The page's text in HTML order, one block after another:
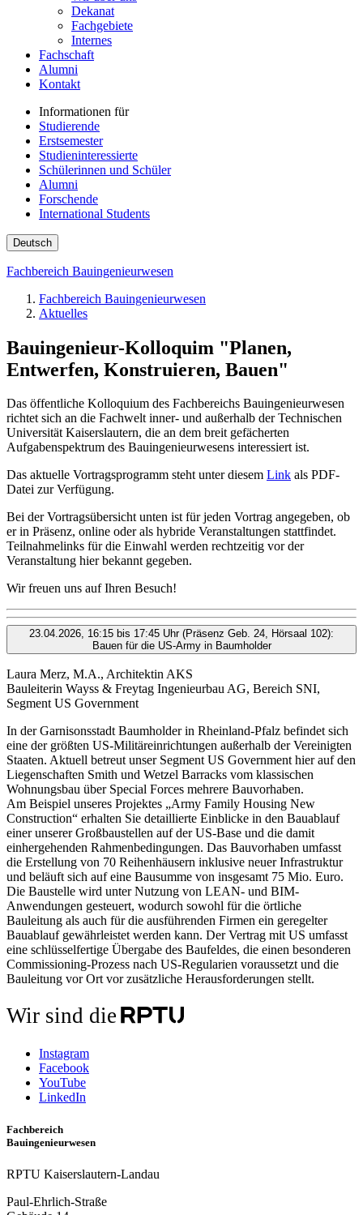
Dekanat
Fachgebiete
Internes
Fachschaft
Alumni
Kontakt
Informationen für
Studierende
Erstsemester
Studieninteressierte
Schülerinnen und Schüler
Alumni
Forschende
International Students
Deutsch
Fachbereich Bauingenieurwesen
Fachbereich Bauingenieurwesen
Aktuelles
Bauingenieur-Kolloquim "Planen,
Entwerfen, Konstruieren, Bauen"
Das öffentliche Kolloquium des Fachbereichs Bauingenieurwesen
richtet sich an die Fachwelt inner- und außerhalb der Technischen
Universität Kaiserslautern, die an dem breit gefächerten
Aufgabenspektrum des Bauingenieurwesens interessiert ist.
Das aktuelle Vortragsprogramm steht unter diesem Link als PDF-
Datei zur Verfügung.
Bei der Vortragsübersicht unten ist für jeden Vortrag angegeben, ob
er in Präsenz, online oder als hybride Veranstaltungen stattfindet.
Teilnahmelinks für die Einwahl werden rechtzeitig vor der
Veranstaltung hier bekannt gegeben.
Wir freuen uns auf Ihren Besuch!
23.04.2026, 16:15 bis 17:45 Uhr (Präsenz Geb. 24, Hörsaal 102):
Bauen für die US-Army in Baumholder
Laura Merz, M.A., Architektin AKS
Bauleiterin Wayss & Freytag Ingenieurbau AG, Bereich SNI,
Segment US Government
In der Garnisonsstadt Baumholder in Rheinland-Pfalz befindet sich
eine der größten US-Militäreinrichtungen außerhalb der Vereinigten
Staaten. Aktuell betreut unser Segment US Government hier auf den
Liegenschaften Smith und Wetzel Barracks vom klassischen
Wohnungsbau über Special Forces mehrere Bauvorhaben.
Am Beispiel unseres Projektes „Army Family Housing New
Construction“ erhalten Sie detaillierte Einblicke in den Bauablauf
einer unserer Großbaustellen auf der US-Base und die damit
einhergehenden Rahmenbedingungen. Das Bauvorhaben umfasst
die Erstellung von 70 Reihenhäusern inklusive neuer Infrastruktur
und beläuft sich auf eine Bausumme von insgesamt 75 Mio. Euro.
Die Baustelle wird unter Nutzung von LEAN- und BIM-
Anwendungen gesteuert, wodurch sowohl für die örtliche
Bauleitung als auch für die ausführenden Firmen ein geregelter
Bauablauf gewährleistet werden kann. Der Vertrag mit US umfasst
eine schlüsselfertige Übergabe des Baufeldes, die einen besonderen
Commissioning-Prozess nach US-Regularien voraussetzt und die
Bauleitung vor Ort vor zusätzliche Herausforderungen stellt.
Wir sind die
Instagram
Facebook
YouTube
LinkedIn
Fachbereich
Bauingenieurwesen
RPTU Kaiserslautern-Landau
Paul-Ehrlich-Straße